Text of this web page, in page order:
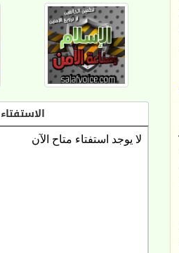
الاستفتاء